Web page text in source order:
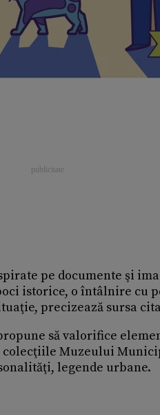
pe documente şi
istorice, o întâlnire cu
precizează sursa
să valorifice
Muzeului
legende urbane.